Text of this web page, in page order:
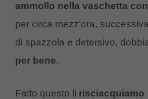
ammollo nella vaschetta
per circa mezz’ora,
di spazzola e detersivo,
per bene.
Fatto questo li risciacquiamo